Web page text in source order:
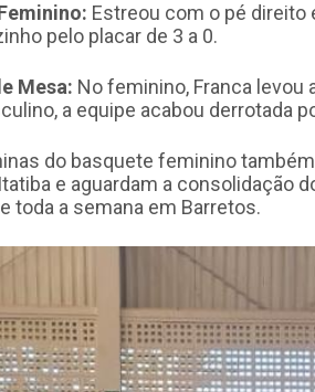
Estreou com o pé direito
pelo placar de 3 a 0.
Mesa: No feminino, Franca levou
a equipe acabou derrotada
do basquete feminino
e aguardam a consolidação
toda a semana em Barretos.